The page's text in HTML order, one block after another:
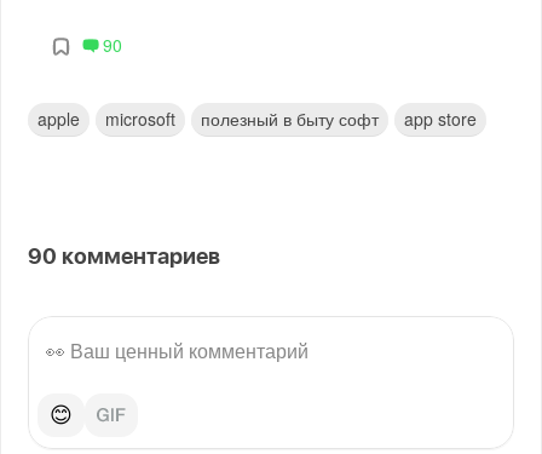
90
apple microsoft полезный в быту софт app store
90 комментариев
😊